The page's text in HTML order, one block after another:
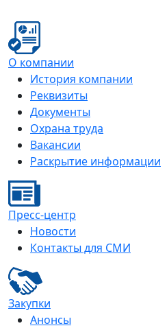
О компании
История компании
Реквизиты
Документы
Охрана труда
Вакансии
Раскрытие информации
Пресс-центр
Новости
Контакты для СМИ
Закупки
Анонсы